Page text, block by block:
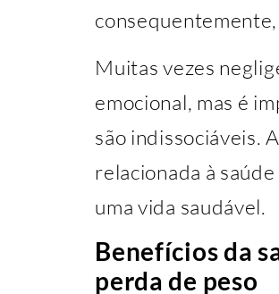
Muitas vezes
emocional, mas é
são indissociáveis.
relacionada à
uma vida saudável.
Benefícios da
perda de peso